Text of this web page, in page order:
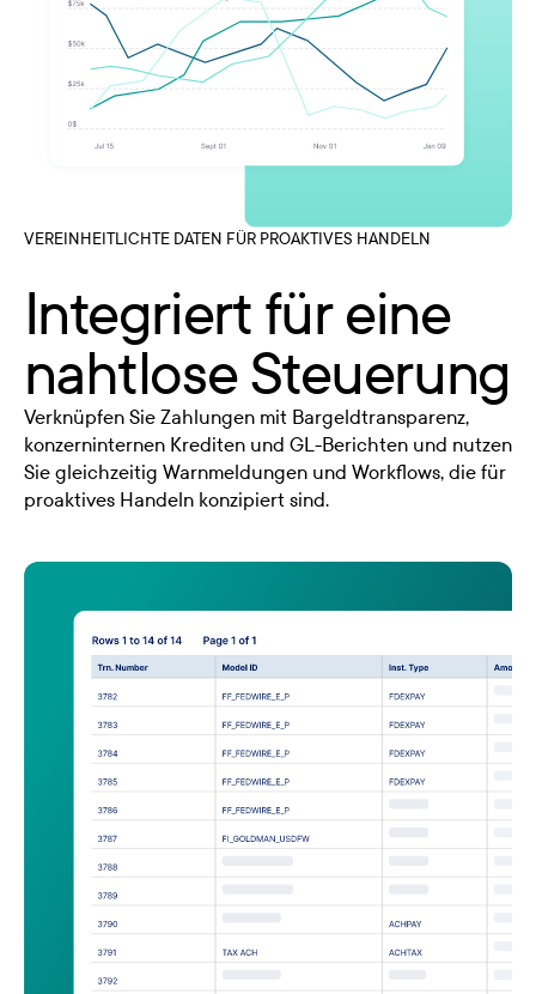
VEREINHEITLICHTE DATEN FÜR PROAKTIVES HANDELN
Integriert für eine
nahtlose Steuerung
Verknüpfen Sie Zahlungen mit Bargeldtransparenz,
konzerninternen Krediten und GL-Berichten und nutzen
Sie gleichzeitig Warnmeldungen und Workflows, die für
proaktives Handeln konzipiert sind.